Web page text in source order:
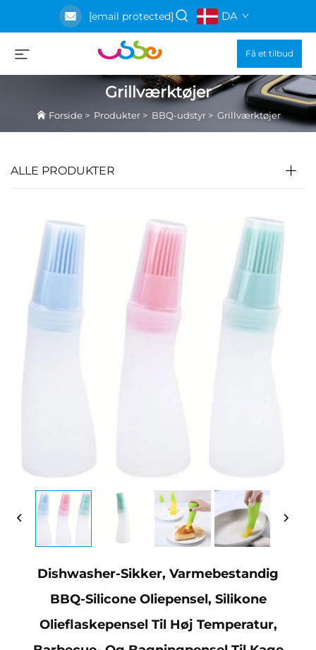
[email protected] DA
Få et tilbud
Grillværktøjer
Forside> Produkter> BBQ-udstyr> Grillværktøjer
ALLE PRODUKTER
Dishwasher-Sikker, Varmebestandig
BBQ-Silicone Oliepensel, Silikone
Olieflaskepensel Til Høj Temperatur,